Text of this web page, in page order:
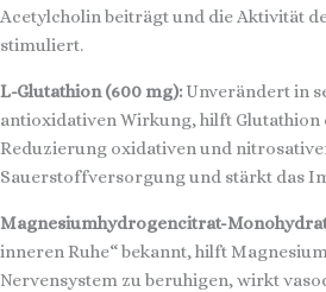
Acetylcholin beiträgt und die Aktivität
stimuliert.
L-Glutathion (600 mg): Unverändert in
antioxidativen Wirkung, hilft Glutathion
Reduzierung oxidativen und
Sauerstoffversorgung und stärkt das
Magnesiumhydrogencitrat-Monohydrat
inneren Ruhe“ bekannt, hilft
Nervensystem zu beruhigen, wirkt